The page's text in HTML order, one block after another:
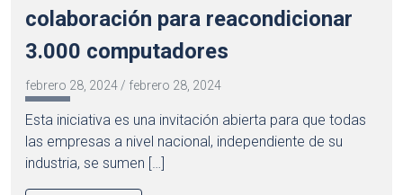
colaboración para reacondicionar
3.000 computadores
febrero 28, 2024 / febrero 28, 2024
Esta iniciativa es una invitación abierta para que todas
las empresas a nivel nacional, independiente de su
industria, se sumen […]